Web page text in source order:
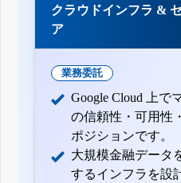
クラウドインフラ &
ア
業務委託
Google Cloud 上で
の信頼性・可用性
ポジションです。
大規模金融データ
するインフラを設